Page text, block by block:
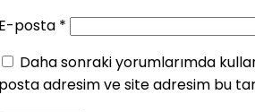
posta *
Daha sonraki yorumlarımda
adresim ve site adresim bu